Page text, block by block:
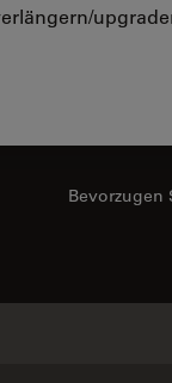
Bevorzugen